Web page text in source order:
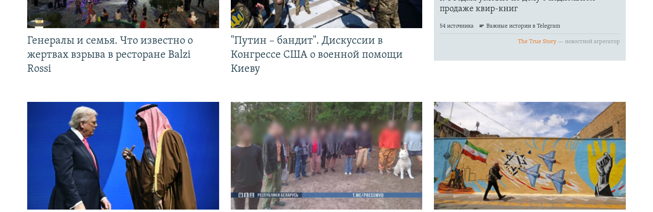
Генералы и семья. Что известно о
жертвах взрыва в ресторане Balzi
Rossi
"Путин – бандит". Дискуссии в
Конгрессе США о военной помощи
Киеву